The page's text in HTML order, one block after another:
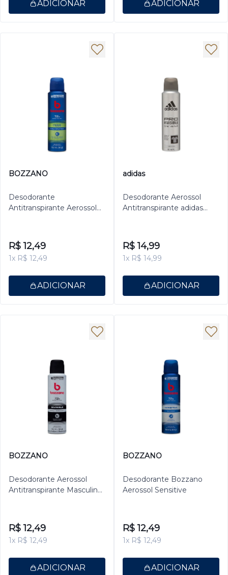
ADICIONAR ADICIONAR
BOZZANO
Desodorante
Antitranspirante Aerossol
R$ 12,49
1x R$ 12,49
ADICIONAR
adidas
Desodorante Aerossol
Antitranspirante adidas
R$ 14,99
1x R$ 14,99
ADICIONAR
BOZZANO
Desodorante Aerossol
Antitranspirante Masculino
R$ 12,49
1x R$ 12,49
ADICIONAR
BOZZANO
Desodorante Bozzano
Aerossol Sensitive
R$ 12,49
1x R$ 12,49
ADICIONAR